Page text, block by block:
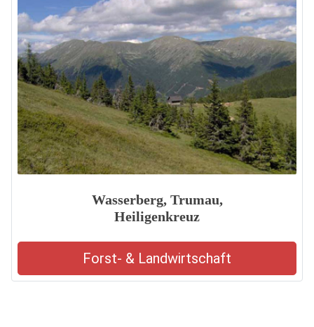
Wasserberg, Trumau,
Heiligenkreuz
Forst- & Landwirtschaft